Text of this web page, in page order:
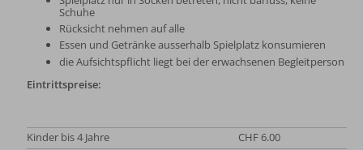
Schuhe
Rücksicht nehmen auf alle
Essen und Getränke ausserhalb Spielplatz konsumieren
die Aufsichtspflicht liegt bei der erwachsenen Begleitperson
Eintrittspreise:
Kinder bis 4 Jahre
CHF 6.00